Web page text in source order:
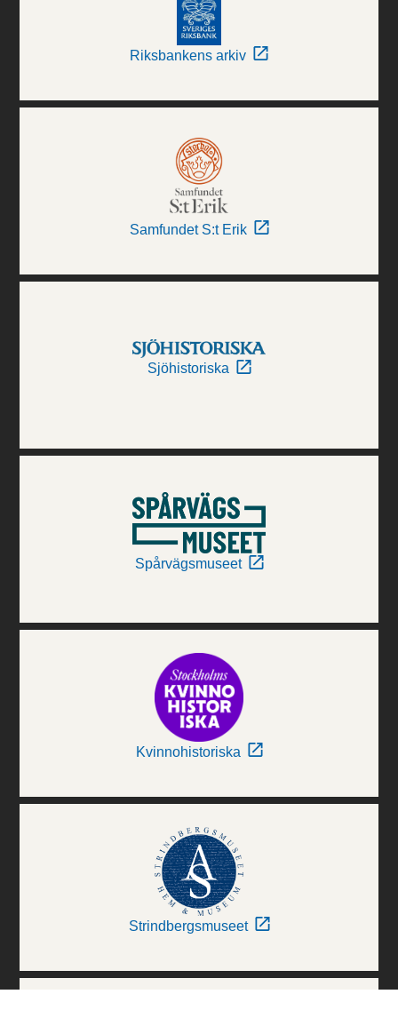
Riksbankens arkiv
Samfundet S:t Erik
Sjöhistoriska
Spårvägsmuseet
Kvinnohistoriska
Strindbergsmuseet